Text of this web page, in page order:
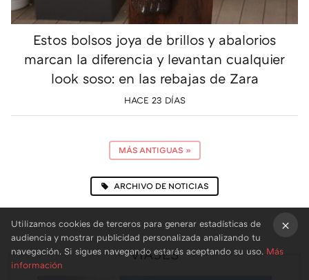
Estos bolsos joya de brillos y abalorios
marcan la diferencia y levantan cualquier
look soso: en las rebajas de Zara
HACE 23 DÍAS
MÁS ANTIGUAS »
ARCHIVO DE NOTICIAS
VIAJES
Utilizamos cookies de terceros para generar estadísticas de
audiencia y mostrar publicidad personalizada analizando tu
navegación. Si sigues navegando estarás aceptando su uso. Más
información